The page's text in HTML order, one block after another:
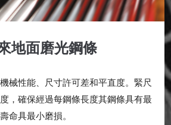
地面磨光鋼條
械性能、尺寸許可差和平直度。緊尺
，確保經過每鋼條長度其鋼條具有最
命具最小磨損。